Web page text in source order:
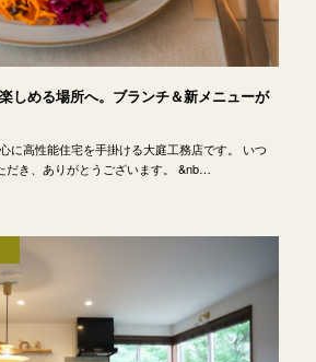
しめる場所へ。ブランチ＆新メニューが
に高性能住宅を手掛ける大庭工務店です。 いつ
だき、ありがとうございます。 &nb…